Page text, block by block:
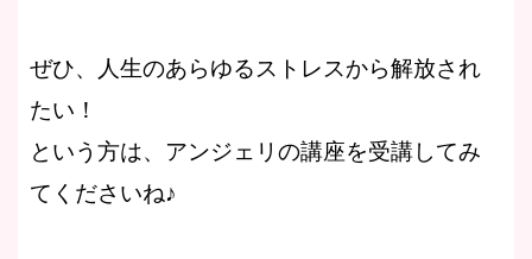
ぜひ、人生のあらゆるストレスから解放され
たい！
という方は、アンジェリの講座を受講してみ
てくださいね♪